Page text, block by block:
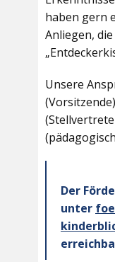
haben gern
Anliegen,
Unsere
Der
unter